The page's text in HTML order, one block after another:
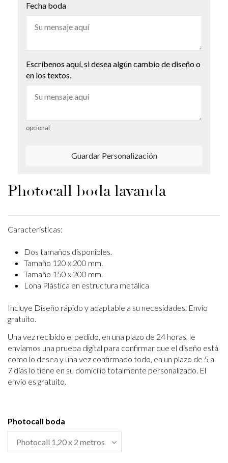
Fecha boda
Escríbenos aquí, si desea algún cambio de diseño o
en los textos.
opcional
Guardar Personalización
Photocall boda lavanda
Características:
Dos tamaños disponibles.
Tamaño 120 x 200 mm.
Tamaño 150 x 200 mm.
Lona Plástica en estructura metálica
Incluye Diseño rápido y adaptable a su necesidades. Envío
gratuito.
Una vez recibido el pedido, en una plazo de 24 horas, le
enviamos una prueba digital para confirmar que el diseño está
como lo desea y una vez confirmado todo, en un plazo de 5 a
7 días lo tiene en su domicilio totalmente personalizado. El
envío es gratuito.
Photocall boda